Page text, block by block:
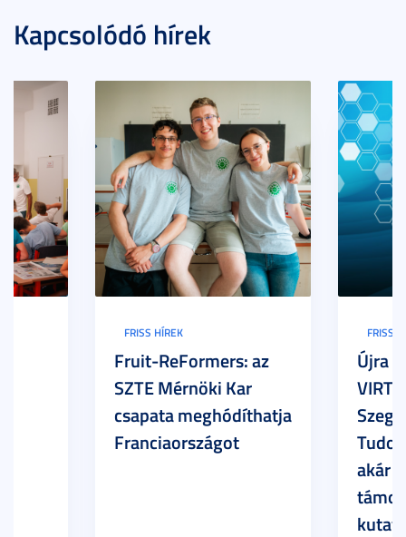
Kapcsolódó hírek
FRISS HÍREK
Fruit-ReFormers: az
SZTE Mérnöki Kar
csapata meghódíthatja
Franciaországot
FRISS
Újra
akár